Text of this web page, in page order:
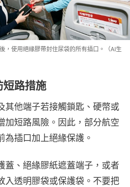
，使用絕緣膠帶封住尿袋的所有插口。（AI生
短路措施
其他端子若接觸鎖匙、硬幣或
加短路風險。因此，部分航空
為插口加上絕緣保護。
蓋、絕緣膠紙遮蓋端子，或者
入透明膠袋或保護袋。不要把